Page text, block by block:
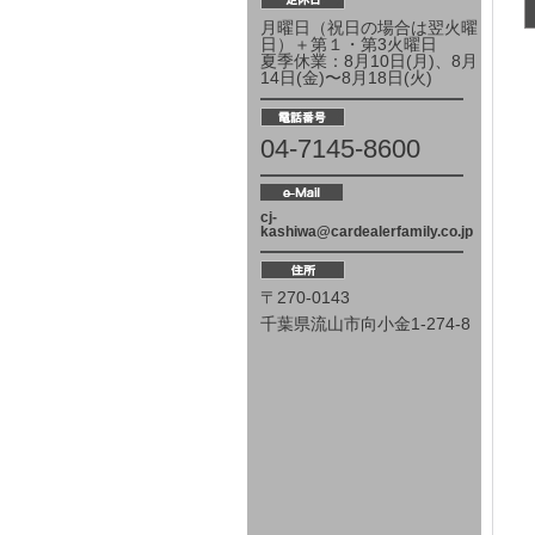
月曜日（祝日の場合は翌火曜
日）＋第１・第3火曜日
夏季休業：8月10日(月)、8月
14日(金)〜8月18日(火)
04-7145-8600
cj-
kashiwa@cardealerfamily.co.jp
〒270-0143
千葉県流山市向小金1-274-8